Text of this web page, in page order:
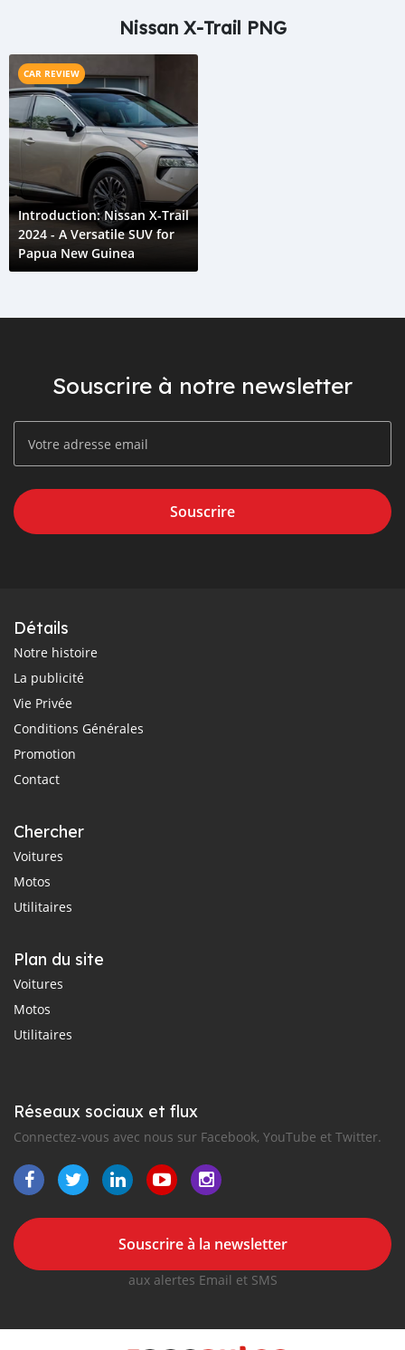
Nissan X-Trail PNG
CAR REVIEW
Introduction: Nissan X-Trail
2024 - A Versatile SUV for
Papua New Guinea
Souscrire à notre newsletter
Souscrire
Détails
Notre histoire
La publicité
Vie Privée
Conditions Générales
Promotion
Contact
Chercher
Voitures
Motos
Utilitaires
Plan du site
Voitures
Motos
Utilitaires
Réseaux sociaux et flux
Connectez-vous avec nous sur Facebook, YouTube et Twitter.
Souscrire à la newsletter
aux alertes Email et SMS